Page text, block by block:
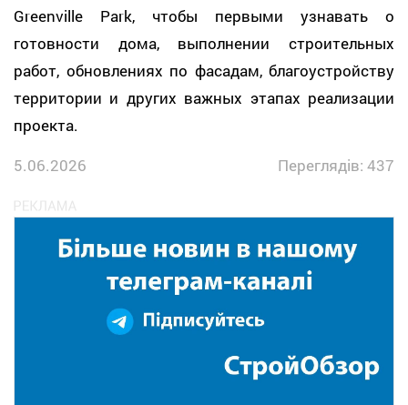
Greenville Park, чтобы первыми узнавать о
готовности дома, выполнении строительных
работ, обновлениях по фасадам, благоустройству
территории и других важных этапах реализации
проекта.
5.06.2026
Переглядів: 437